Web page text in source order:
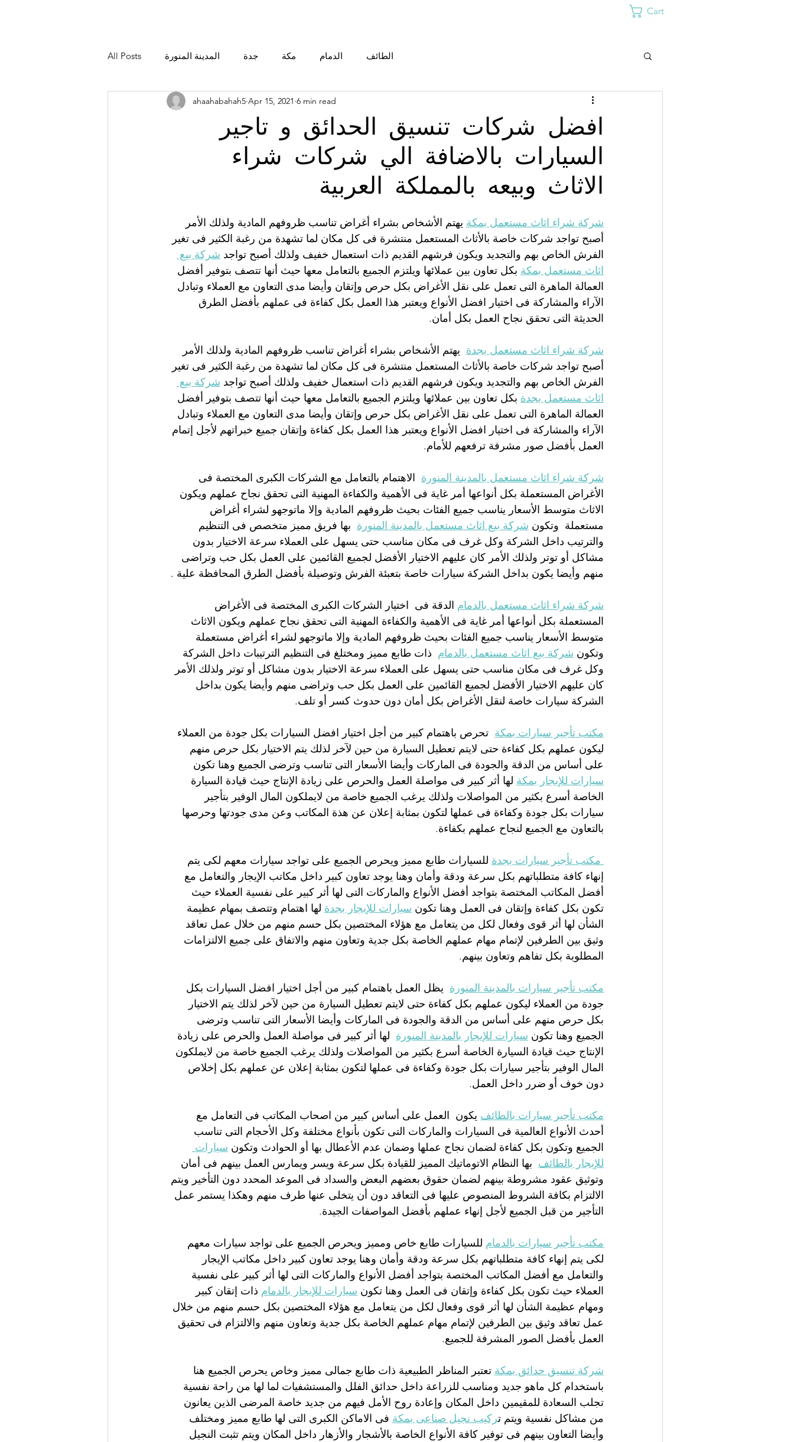
Cart
All Posts المدينة المنورة جدة مكة الدمام الطائف
افضل شركات تنسيق الحدائق و تاجير
السيارات بالاضافة الي شركات شراء
الاثاث وبيعه بالمملكة العربية
ahaahabahah5 Apr 15, 2021 6 min read
شركة شراء اثاث مستعمل بمكة يهتم الأشخاص بشراء أغراض تناسب ظروفهم المادية ولذلك الأمر
أصبح تواجد شركات خاصة بالأثاث المستعمل منتشرة فى كل مكان لما تشهدة من رغبة الكثير فى تغير
الفرش الخاص بهم والتجديد ويكون فرشهم القديم ذات استعمال خفيف ولذلك أصبح تواجد شركة بيع
اثاث مستعمل بمكة بكل تعاون بين عملائها ويلتزم الجميع بالتعامل معها حيث أنها تتصف بتوفير أفضل
العمالة الماهرة التى تعمل على نقل الأغراض بكل حرص وإتقان وأيضا مدى التعاون مع العملاء وتبادل
الآراء والمشاركة فى اختيار افضل الأنواع ويعتبر هذا العمل بكل كفاءة فى عملهم بأفضل الطرق
الحديثة التى تحقق نجاح العمل بكل أمان.
شركة شراء اثاث مستعمل بجدة
  يهتم الأشخاص بشراء أغراض تناسب ظروفهم المادية ولذلك الأمر
أصبح تواجد شركات خاصة بالأثاث المستعمل منتشرة فى كل مكان لما تشهدة من رغبة الكثير فى تغير
الفرش الخاص بهم والتجديد ويكون فرشهم القديم ذات استعمال خفيف ولذلك أصبح تواجد شركة بيع
اثاث مستعمل بجدة بكل تعاون بين عملائها ويلتزم الجميع بالتعامل معها حيث أنها تتصف بتوفير أفضل
العمالة الماهرة التى تعمل على نقل الأغراض بكل حرص وإتقان وأيضا مدى التعاون مع العملاء وتبادل
الآراء والمشاركة فى اختيار افضل الأنواع ويعتبر هذا العمل بكل كفاءة وإتقان جميع خبراتهم لأجل إتمام
العمل بأفضل صور مشرفة ترفعهم للأمام.
شركة شراء اثاث مستعمل بالمدينة المنورة
  الاهتمام بالتعامل مع الشركات الكبرى المختصة فى
الأغراض المستعملة بكل أنواعها أمر غاية فى الأهمية والكفاءة المهنية التى تحقق نجاح عملهم ويكون
الاثاث متوسط الأسعار يناسب جميع الفئات بحيث ظروفهم المادية وإلا ماتوجهو لشراء أغراض
مستعملة  وتكون شركة بيع اثاث مستعمل بالمدينة المنورة
  بها فريق مميز متخصص فى التنظيم
والترتيب داخل الشركة وكل غرف فى مكان مناسب حتى يسهل على العملاء سرعة الاختيار بدون
مشاكل أو توتر ولذلك الأمر كان عليهم الاختيار الأفضل لجميع القائمين على العمل بكل حب وتراضى
منهم وأيضا يكون بداخل الشركة سيارات خاصة بتعبئة الفرش وتوصيلة بأفضل الطرق المحافظة علية .
شركة شراء اثاث مستعمل بالدمام الدقة فى  اختيار الشركات الكبرى المختصة فى الأغراض
المستعملة بكل أنواعها أمر غاية فى الأهمية والكفاءة المهنية التى تحقق نجاح عملهم ويكون الاثاث
متوسط الأسعار يناسب جميع الفئات بحيث ظروفهم المادية وإلا ماتوجهو لشراء أغراض مستعملة
وتكون شركة بيع اثاث مستعمل بالدمام
  ذات طابع مميز ومختلغ فى التنظيم الترتيبات داخل الشركة
وكل غرف فى مكان مناسب حتى يسهل على العملاء سرعة الاختيار بدون مشاكل أو توتر ولذلك الأمر
كان عليهم الاختيار الأفضل لجميع القائمين على العمل بكل حب وتراضى منهم وأيضا يكون بداخل
الشركة سيارات خاصة لنقل الأغراض بكل أمان دون حدوث كسر أو تلف.
مكتب تأجير سيارات بمكة
  تحرص باهتمام كبير من أجل اختيار افضل السيارات بكل جودة من العملاء
ليكون عملهم بكل كفاءة حتى لايتم تعطيل السيارة من حين لآخر لذلك يتم الاختيار بكل حرص منهم
على أساس من الدقة والجودة فى الماركات وأيضا الأسعار التى تناسب وترضى الجميع وهنا تكون
سيارات للإيجار بمكة لها أثر كبير فى مواصلة العمل والحرص على زيادة الإنتاج حيث قيادة السيارة
الخاصة أسرع بكثير من المواصلات ولذلك يرغب الجميع خاصة من لايملكون المال الوفير بتأجير
سيارات بكل جودة وكفاءة فى عملها لتكون بمثابة إعلان عن هذة المكاتب وعن مدى جودتها وحرصها
بالتعاون مع الجميع لنجاح عملهم بكفاءة.
للسيارات طابع مميز ويحرص الجميع على تواجد سيارات معهم لكى يتم
إنهاء كافة متطلباتهم بكل سرعة ودقة وأمان وهنا يوجد تعاون كبير داخل مكاتب الإيجار والتعامل مع
أفضل المكاتب المختصة بتواجد أفضل الأنواع والماركات التى لها أثر كبير على نفسية العملاء حيث
تكون بكل كفاءة وإتقان فى العمل وهنا تكون سيارات للإيجار بجدة لها اهتمام وتتصف بمهام عظيمة
الشأن لها أثر قوى وفعال لكل من يتعامل مع هؤلاء المختصين بكل حسم منهم من خلال عمل تعاقد
وثيق بين الطرفين لإتمام مهام عملهم الخاصة بكل جدية وتعاون منهم والاتفاق على جميع الالتزامات
المطلوبة بكل تفاهم وتعاون بينهم.
مكتب تأجير سيارات بالمدينة المنورة
  يظل العمل باهتمام كبير من أجل اختيار افضل السيارات بكل
جودة من العملاء ليكون عملهم بكل كفاءة حتى لايتم تعطيل السيارة من حين لآخر لذلك يتم الاختيار
بكل حرص منهم على أساس من الدقة والجودة فى الماركات وأيضا الأسعار التى تناسب وترضى
الجميع وهنا تكون سيارات للإيجار بالمدينة المنورة
  لها أثر كبير فى مواصلة العمل والحرص على زيادة
الإنتاج حيث قيادة السيارة الخاصة أسرع بكثير من المواصلات ولذلك يرغب الجميع خاصة من لايملكون
المال الوفير بتأجير سيارات بكل جودة وكفاءة فى عملها لتكون بمثابة إعلان عن عملهم بكل إخلاص
دون خوف أو ضرر داخل العمل.
مكتب تأجير سيارات بالطائف يكون  العمل على أساس كبير من اصحاب المكاتب فى التعامل مع
أحدث الأنواع العالمية فى السيارات والماركات التى تكون بأنواع مختلفة وكل الأحجام التى تناسب
الجميع وتكون بكل كفاءة لضمان نجاح عملها وضمان عدم الأعطال بها أو الحوادث وتكون سيارات
للإيجار بالطائف
  بها النظام الاتوماتيك المميز للقيادة بكل سرعة ويسر ويمارس العمل بينهم فى أمان
وتوثيق عقود مشروطة بينهم لضمان حقوق بعضهم البعض والسداد فى الموعد المحدد دون التأخير ويتم
الالتزام بكافة الشروط المنصوص عليها فى التعاقد دون أن يتخلى عنها طرف منهم وهكذا يستمر عمل
التأجير من قبل الجميع لأجل إنهاء عملهم بأفضل المواصفات الجيدة.
مكتب تأجير سيارات بالدمام للسيارات طابع خاص ومميز ويحرص الجميع على تواجد سيارات معهم
لكى يتم إنهاء كافة متطلباتهم بكل سرعة ودقة وأمان وهنا يوجد تعاون كبير داخل مكاتب الإيجار
والتعامل مع أفضل المكاتب المختصة بتواجد أفضل الأنواع والماركات التى لها أثر كبير على نفسية
العملاء حيث تكون بكل كفاءة وإتقان فى العمل وهنا تكون سيارات للإيجار بالدمام ذات إتقان كبير
ومهام عظيمة الشأن لها أثر قوى وفعال لكل من يتعامل مع هؤلاء المختصين بكل حسم منهم من خلال
عمل تعاقد وثيق بين الطرفين لإتمام مهام عملهم الخاصة بكل جدية وتعاون منهم والالتزام فى تحقيق
العمل بأفضل الصور المشرفة للجميع.
شركة تنسيق حدائق بمكة تعتبر المناظر الطبيعية ذات طابع جمالى مميز وخاص يحرص الجميع هنا
باستخدام كل ماهو جديد ومناسب للزراعة داخل حدائق الفلل والمستشفيات لما لها من راحة نفسية
تجلب السعادة للمقيمين داخل المكان وإعادة روح الأمل فيهم من جديد خاصة المرضى الذين يعانون
من مشاكل نفسية ويتم تركيب نجيل صناعى بمكة فى الاماكن الكبرى التى لها طابع مميز ومختلف
وأيضا التعاون بينهم فى توفير كافة الأنواع الخاصة بالأشجار والأزهار داخل المكان ويتم تثبت النجيل